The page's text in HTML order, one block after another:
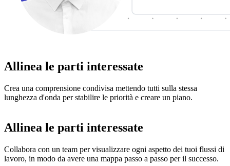
Allinea le parti interessate
Crea una comprensione condivisa mettendo tutti sulla stessa
lunghezza d'onda per stabilire le priorità e creare un piano.
Allinea le parti interessate
Collabora con un team per visualizzare ogni aspetto dei tuoi flussi di
lavoro, in modo da avere una mappa passo a passo per il successo.